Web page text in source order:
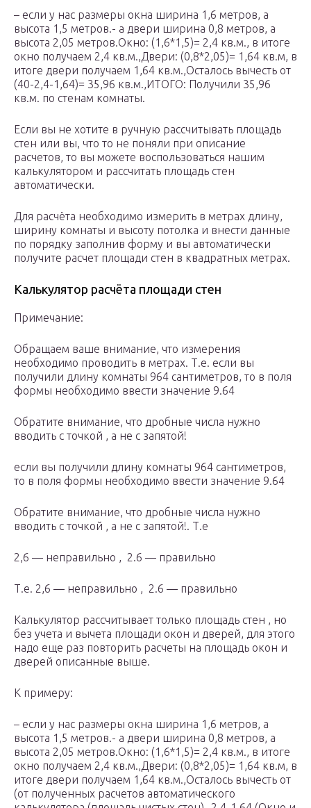
– если у нас размеры окна ширина 1,6 метров, а
высота 1,5 метров.- а двери ширина 0,8 метров, а
высота 2,05 метров.Окно: (1,6*1,5)= 2,4 кв.м., в итоге
окно получаем 2,4 кв.м.,Двери: (0,8*2,05)= 1,64 кв.м, в
итоге двери получаем 1,64 кв.м.,Осталось вычесть от
(40-2,4-1,64)= 35,96 кв.м.,ИТОГО: Получили 35,96
кв.м. по стенам комнаты.
Если вы не хотите в ручную рассчитывать площадь
стен или вы, что то не поняли при описание
расчетов, то вы можете воспользоваться нашим
калькулятором и рассчитать площадь стен
автоматически.
Для расчёта необходимо измерить в метрах длину,
ширину комнаты и высоту потолка и внести данные
по порядку заполнив форму и вы автоматически
получите расчет площади стен в квадратных метрах.
Калькулятор расчёта площади стен
Примечание:
Обращаем ваше внимание, что измерения
необходимо проводить в метрах. Т.е. если вы
получили длину комнаты 964 сантиметров, то в поля
формы необходимо ввести значение 9.64
Обратите внимание, что дробные числа нужно
вводить с точкой , а не с запятой!
если вы получили длину комнаты 964 сантиметров,
то в поля формы необходимо ввести значение 9.64
Обратите внимание, что дробные числа нужно
вводить с точкой , а не с запятой!. Т.е
2,6 — неправильно , 2.6 — правильно
Т.е. 2,6 — неправильно , 2.6 — правильно
Калькулятор рассчитывает только площадь стен , но
без учета и вычета площади окон и дверей, для этого
надо еще раз повторить расчеты на площадь окон и
дверей описанные выше.
К примеру:
– если у нас размеры окна ширина 1,6 метров, а
высота 1,5 метров.- а двери ширина 0,8 метров, а
высота 2,05 метров.Окно: (1,6*1,5)= 2,4 кв.м., в итоге
окно получаем 2,4 кв.м.,Двери: (0,8*2,05)= 1,64 кв.м, в
итоге двери получаем 1,64 кв.м.,Осталось вычесть от
(от полученных расчетов автоматического